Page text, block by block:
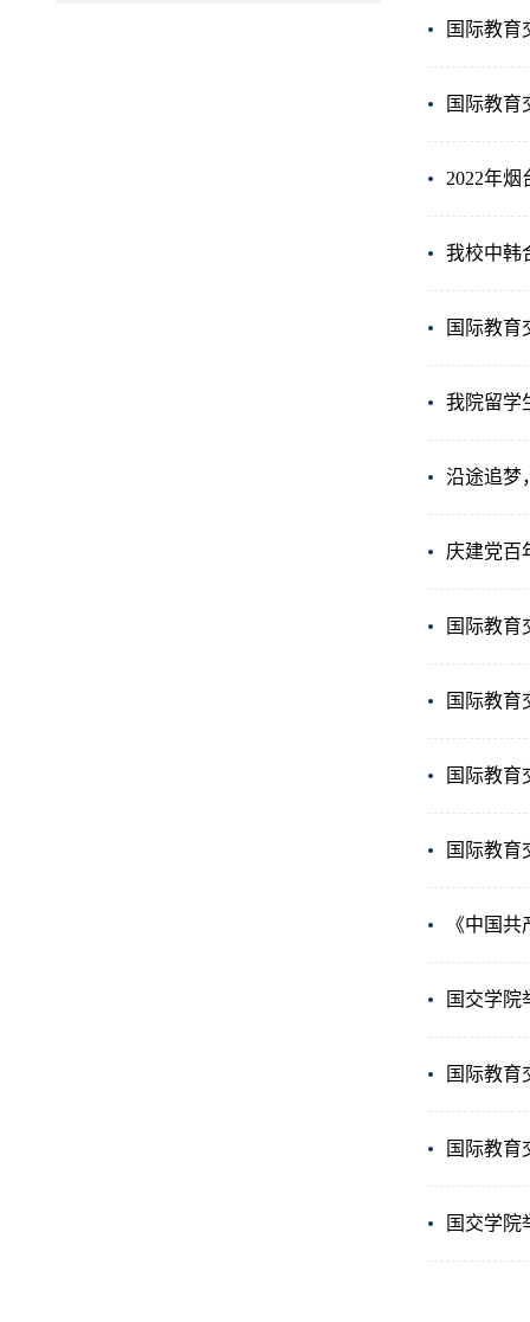
国际教育
国际教育
2022年
我校中韩
国际教育
我院留学
沿途追梦
庆建党百
国际教育
国际教育
国际教育
国际教育
《中国
国交学院
国际教育
国际教育
国交学院